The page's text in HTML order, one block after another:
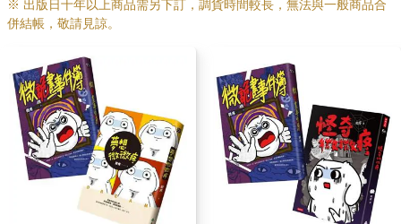
※ 出版日十年以上商品需另下訂，調貨時間較長，無法與一般商品合
併結帳，敬請見諒。